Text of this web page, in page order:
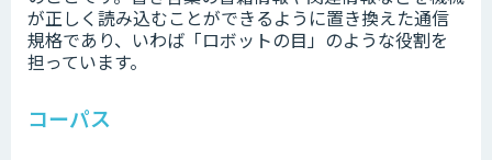
が正しく読み込むことができるように置き換えた通信
規格であり、いわば「ロボットの目」のような役割を
担っています。
コーパス